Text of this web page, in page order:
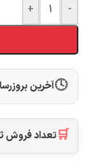
-
+
🕓آخرین
🛒تعداد فروش